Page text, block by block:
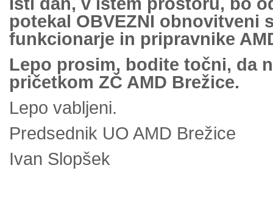
potekal OBVEZNI obnovitveni
funkcionarje in pripravnike
Lepo prosim, bodite točni, da
pričetkom ZČ AMD Brežice.
Lepo vabljeni.
Predsednik UO AMD Brežice
Ivan Slopšek